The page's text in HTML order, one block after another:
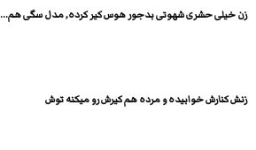
زن خیلی حشری شهوتی بدجور هوس کیر کرده, مدل سگی هم...
زنش کنارش خوابیده و مرده هم کیرش رو میکنه توش